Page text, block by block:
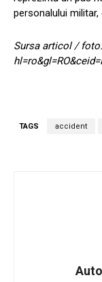
personalului
Sursa articol /
TAGS accident